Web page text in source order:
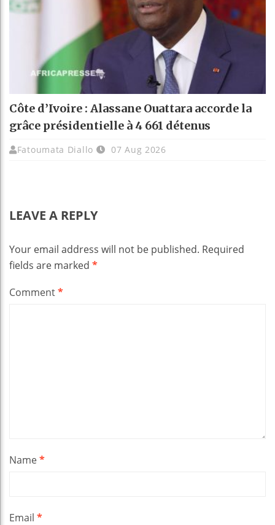
Côte d’Ivoire : Alassane Ouattara accorde la
grâce présidentielle à 4 661 détenus
Fatoumata Diallo 07 Aug 2026
LEAVE A REPLY
Your email address will not be published. Required
fields are marked *
Comment*
Name*
Email *